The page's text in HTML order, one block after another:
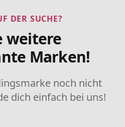
DER SUCHE?
weitere
Marken!
noch nicht
dich einfach bei uns!